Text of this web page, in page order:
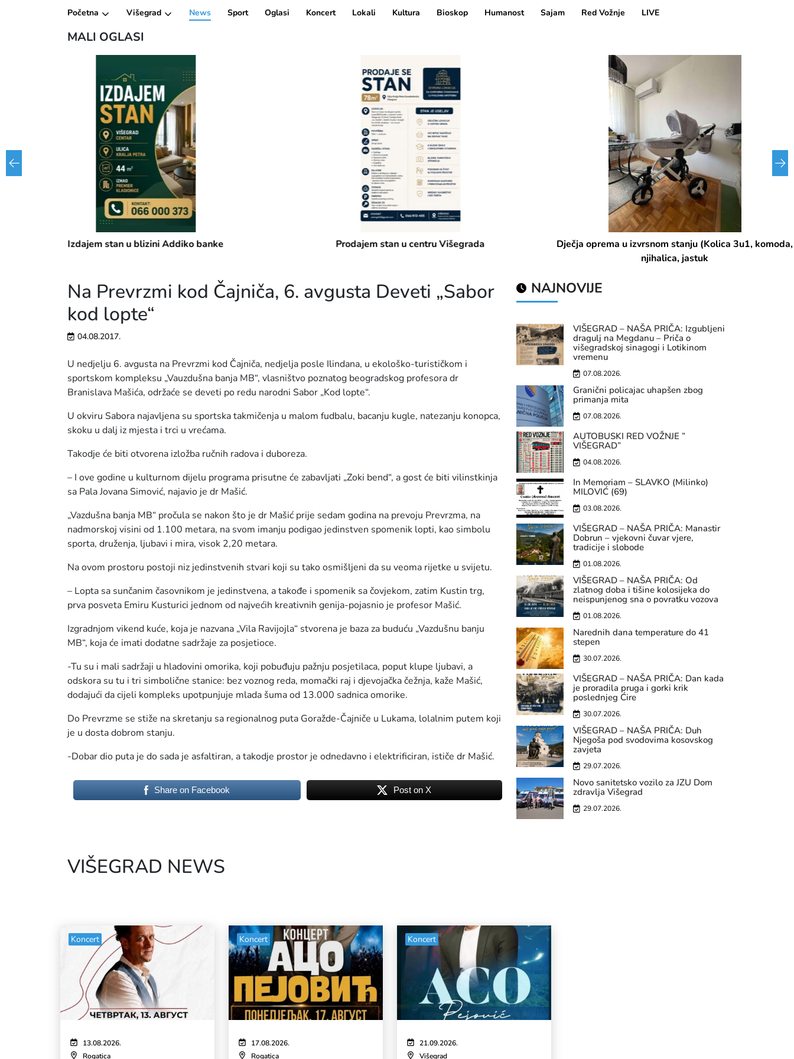
Početna Višegrad News Sport Oglasi Koncert Lokali Kultura Bioskop Humanost Sajam Red Vožnje LIVE
MALI OGLASI
Izdajem stan u blizini Addiko banke Prodajem stan u centru Višegrada
Dječja oprema u izvrsnom stanju (Kolica 3u1, komoda,
njihalica, jastuk
Na Prevrzmi kod Čajniča, 6. avgusta Deveti „Sabor
kod lopte“
04.08.2017.
U nedjelju 6. avgusta na Prevrzmi kod Čajniča, nedjelja posle Ilindana, u ekološko-turističkom i
sportskom kompleksu „Vauzdušna banja MB“, vlasništvo poznatog beogradskog profesora dr
Branislava Mašića, održaće se deveti po redu narodni Sabor „Kod lopte“.
U okviru Sabora najavljena su sportska takmičenja u malom fudbalu, bacanju kugle, natezanju konopca,
skoku u dalj iz mjesta i trci u vrećama.
Takodje će biti otvorena izložba ručnih radova i duboreza.
– I ove godine u kulturnom dijelu programa prisutne će zabavljati „Zoki bend“, a gost će biti vilinstkinja
sa Pala Jovana Simović, najavio je dr Mašić.
„Vazdušna banja MB“ pročula se nakon što je dr Mašić prije sedam godina na prevoju Prevrzma, na
nadmorskoj visini od 1.100 metara, na svom imanju podigao jedinstven spomenik lopti, kao simbolu
sporta, druženja, ljubavi i mira, visok 2,20 metara.
Na ovom prostoru postoji niz jedinstvenih stvari koji su tako osmišljeni da su veoma rijetke u svijetu.
– Lopta sa sunčanim časovnikom je jedinstvena, a takođe i spomenik sa čovjekom, zatim Kustin trg,
prva posveta Emiru Kusturici jednom od najvećih kreativnih genija-pojasnio je profesor Mašić.
Izgradnjom vikend kuće, koja je nazvana „Vila Ravijojla“ stvorena je baza za buduću „Vazdušnu banju
MB“, koja će imati dodatne sadržaje za posjetioce.
-Tu su i mali sadržaji u hladovini omorika, koji pobuđuju pažnju posjetilaca, poput klupe ljubavi, a
odskora su tu i tri simbolične stanice: bez voznog reda, momački raj i djevojačka čežnja, kaže Mašić,
dodajući da cijeli kompleks upotpunjuje mlada šuma od 13.000 sadnica omorike.
Do Prevrzme se stiže na skretanju sa regionalnog puta Goražde-Čajniče u Lukama, lolalnim putem koji
je u dosta dobrom stanju.
-Dobar dio puta je do sada je asfaltiran, a takodje prostor je odnedavno i elektrificiran, ističe dr Mašić.
Share on Facebook Post on X
NAJNOVIJE
VIŠEGRAD – NAŠA PRIČA: Izgubljeni
dragulj na Megdanu – Priča o
višegradskoj sinagogi i Lotikinom
vremenu
07.08.2026.
Granični policajac uhapšen zbog
primanja mita
07.08.2026.
AUTOBUSKI RED VOŽNJE ”
VIŠEGRAD”
04.08.2026.
In Memoriam – SLAVKO (Milinko)
MILOVIĆ (69)
03.08.2026.
VIŠEGRAD – NAŠA PRIČA: Manastir
Dobrun – vjekovni čuvar vjere,
tradicije i slobode
01.08.2026.
VIŠEGRAD – NAŠA PRIČA: Od
zlatnog doba i tišine kolosijeka do
neispunjenog sna o povratku vozova
01.08.2026.
Narednih dana temperature do 41
stepen
30.07.2026.
VIŠEGRAD – NAŠA PRIČA: Dan kada
je proradila pruga i gorki krik
poslednjeg Ćire
30.07.2026.
VIŠEGRAD – NAŠA PRIČA: Duh
Njegoša pod svodovima kosovskog
zavjeta
29.07.2026.
Novo sanitetsko vozilo za JZU Dom
zdravlja Višegrad
29.07.2026.
VIŠEGRAD NEWS
Koncert
13.08.2026.
Rogatica
Koncert
17.08.2026.
Rogatica
Koncert
21.09.2026.
Višegrad